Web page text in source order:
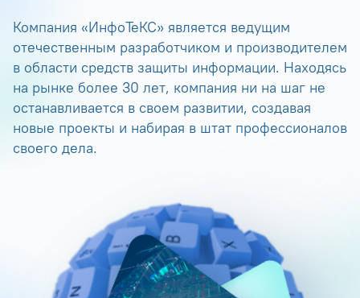
Компания «ИнфоТеКС» является ведущим
отечественным разработчиком и производителем
в области средств защиты информации. Находясь
на рынке более 30 лет, компания ни на шаг не
останавливается в своем развитии, создавая
новые проекты и набирая в штат профессионалов
своего дела.